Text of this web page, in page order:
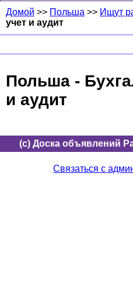
Домой >> Польша >> Ищут
учет и аудит
Польша -
и аудит
(c) Доска объявлений
Связаться с